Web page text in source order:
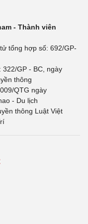
- Thành viên
tổng hợp số: 692/GP-
322/GP - BC, ngày
thông
QTG ngày
- Du lịch
thông Luật Việt